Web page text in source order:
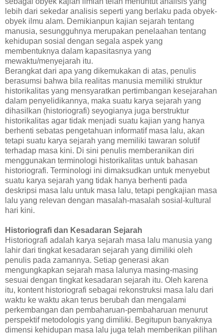
lebih dari sekedar analisis seperti yang berlaku pada obyek-
obyek ilmu alam. Demikianpun kajian sejarah tentang
manusia, sesungguhnya merupakan penelaahan tentang
kehidupan sosial dengan segala aspek yang
membentuknya dalam kapasitasnya yang
mewaktu/menyejarah itu.
Berangkat dari apa yang dikemukakan di atas, penulis
berasumsi bahwa bila realitas manusia memiliki struktur
historikalitas yang mensyaratkan pertimbangan kesejarahan
dalam penyelidikannya, maka suatu karya sejarah yang
dihasilkan (historiografi) seyogianya juga berstruktur
historikalitas agar tidak menjadi suatu kajian yang hanya
berhenti sebatas pengetahuan informatif masa lalu, akan
tetapi suatu karya sejarah yang memiliki tawaran solutif
terhadap masa kini. Di sini penulis memberanikan diri
menggunakan terminologi historikalitas untuk bahasan
historiografi. Terminologi ini dimaksudkan untuk menyebut
suatu karya sejarah yang tidak hanya berhenti pada
deskripsi masa lalu untuk masa lalu, tetapi pengkajian masa
lalu yang relevan dengan masalah-masalah sosial-kultural
hari kini.
Historiografi dan Kesadaran Sejarah
Historiografi adalah karya sejarah masa lalu manusia yang
lahir dari tingkat kesadaran sejarah yang dimiliki oleh
penulis pada zamannya. Setiap generasi akan
mengungkapkan sejarah masa lalunya masing-masing
sesuai dengan tingkat kesadaran sejarah itu. Oleh karena
itu, kontent historiografi sebagai rekonstruksi masa lalu dari
waktu ke waktu akan terus berubah dan mengalami
perkembangan dan pembaharuan-pembaharuan menurut
perspektif metodologis yang dimiliki. Begitupun banyaknya
dimensi kehidupan masa lalu juga telah memberikan pilihan